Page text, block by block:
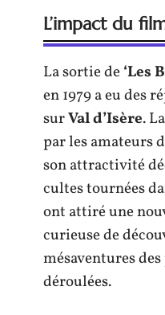
L’impact du
La sortie de‘Les
en 1979 a eu des
surVal d’Isère.
par les amateurs
son attractivité
cultes tournées
ont attiré une
curieuse de
mésaventures
déroulées.